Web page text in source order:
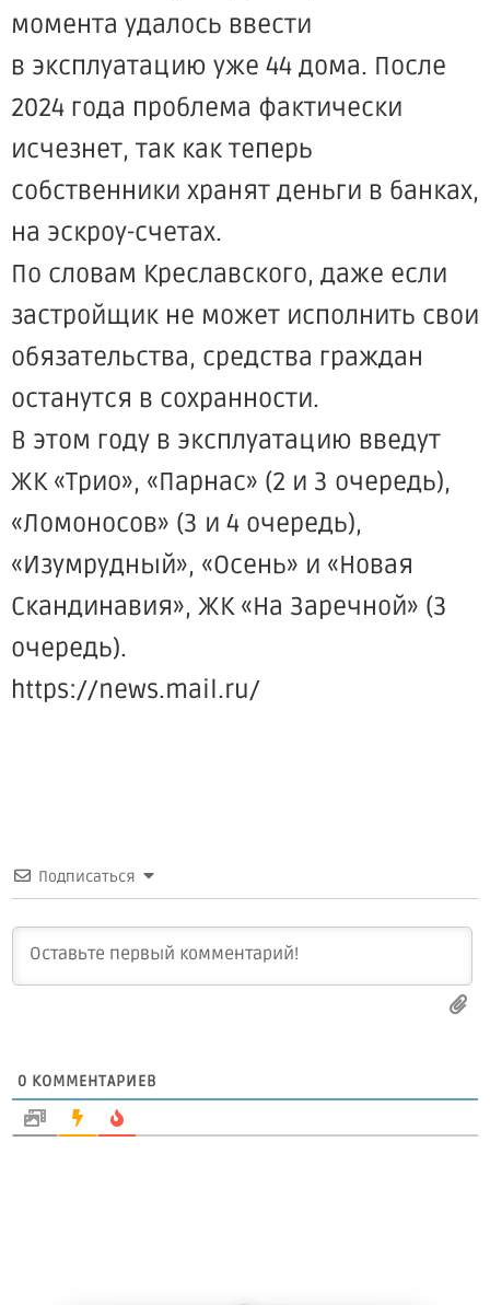
момента удалось ввести
в эксплуатацию уже 44 дома. После
2024 года проблема фактически
исчезнет, так как теперь
собственники хранят деньги в банках,
на эскроу-счетах.
По словам Креславского, даже если
застройщик не может исполнить свои
обязательства, средства граждан
останутся в сохранности.
В этом году в эксплуатацию введут
ЖК «Трио», «Парнас» (2 и 3 очередь),
«Ломоносов» (3 и 4 очередь),
«Изумрудный», «Осень» и «Новая
Скандинавия», ЖК «На Заречной» (3
очередь).
https://news.mail.ru/
Подписаться
0 КОММЕНТАРИЕВ